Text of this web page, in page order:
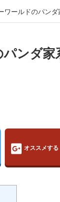
ワールドのパンダ
ンダ
オススメする